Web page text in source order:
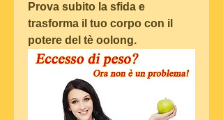
Prova subito la sfida e
trasforma il tuo corpo con il
potere del tè oolong.